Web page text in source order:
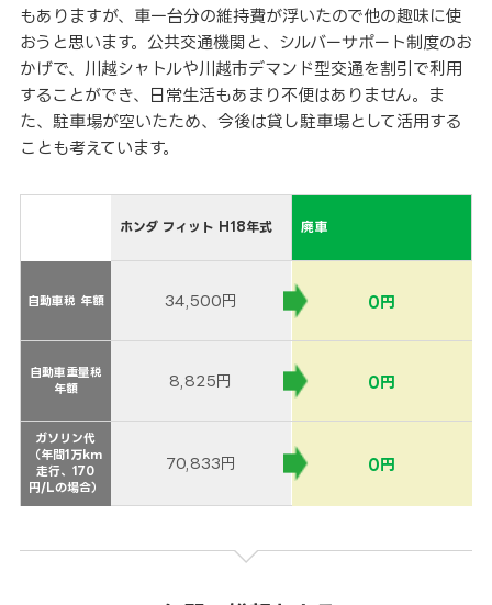
もありますが、車一台分の維持費が浮いたので他の趣味に使
おうと思います。公共交通機関と、シルバーサポート制度のお
かげで、川越シャトルや川越市デマンド型交通を割引で利用
することができ、日常生活もあまり不便はありません。ま
た、駐車場が空いたため、今後は貸し駐車場として活用する
ことも考えています。
ホンダ フィット H18年式
自動車税 年額 34,500円
自動車重量税
年額
8,825円
ガソリン代
（年間1万km
走行、170
円/Lの場合）
70,833円
廃車
自動車税 年額 0円
自動車重量税
年額
0円
ガソリン代
（年間1万km
走行、170
円/Lの場合）
0円